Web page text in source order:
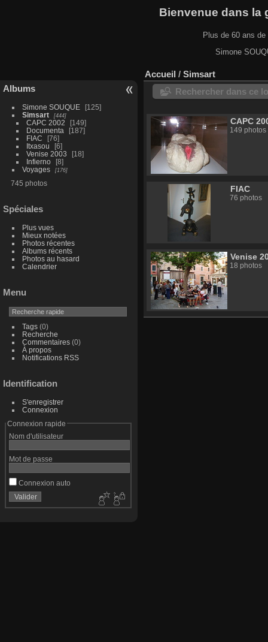
Bienvenue dans la
Plus de 60 ans
Simone
Albums
Simone SOUQUE
125
Simsart
444
CAPC 2002
149
Documenta
187
FIAC
76
Itxasou
6
Venise 2003
18
Infierno
8
Voyages
176
745 photos
Spéciales
Plus vues
Mieux notées
Photos récentes
Albums récents
Photos au hasard
Calendrier
Menu
Tags(0)
Recherche
Commentaires(0)
À propos
Notifications RSS
Identification
S'enregistrer
Connexion
Connexion rapide
Nom d'utilisateur
Mot de passe
Connexion auto
Accueil / Simsart
Rechercher dans ce
CAPC
149 photos
FIAC
76 photos
Venise
18 photos